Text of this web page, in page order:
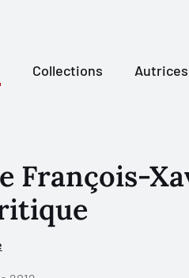
Collections
François-